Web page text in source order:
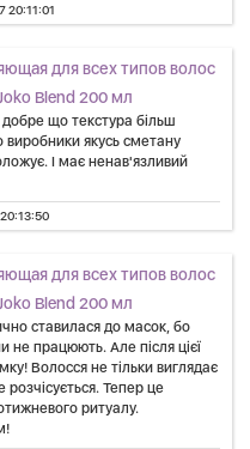
20:11:01
для всех типов волос
Blend 200 мл
що текстура більш
виробники якусь сметану
І має ненав'язливий
для всех типов волос
Blend 200 мл
ставилася до масок, бо
не працюють. Але після цієї
Волосся не тільки виглядає
Тепер це
ритуалу.